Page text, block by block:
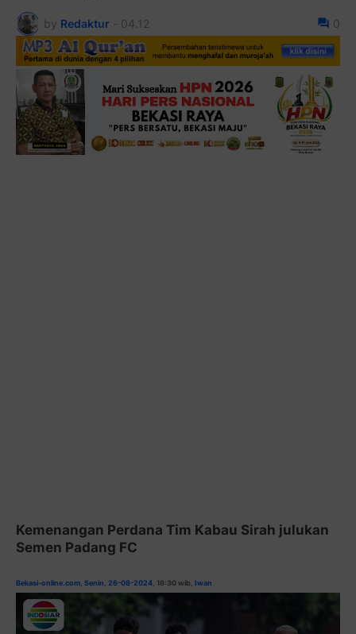
by Redaktur - 04.12 0
Kemenangan Perdana Tim Kabau Sirah julukan
Semen Padang FC
Bekasi-online.com, Senin, 26-08-2024 , 18:30 wib, Iwan